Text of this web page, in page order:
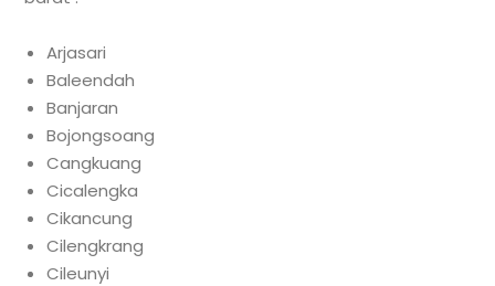
Arjasari
Baleendah
Banjaran
Bojongsoang
Cangkuang
Cicalengka
Cikancung
Cilengkrang
Cileunyi